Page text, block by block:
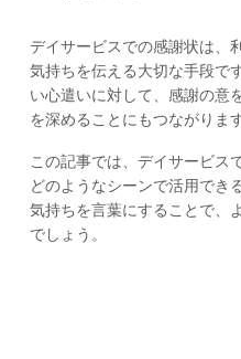
デイサービスでの感謝状は、
気持ちを伝える大切な手段で
い心遣いに対して、感謝の意
を深めることにもつながります
この記事では、デイサービス
どのようなシーンで活用でき
気持ちを言葉にすることで、
でしょう。